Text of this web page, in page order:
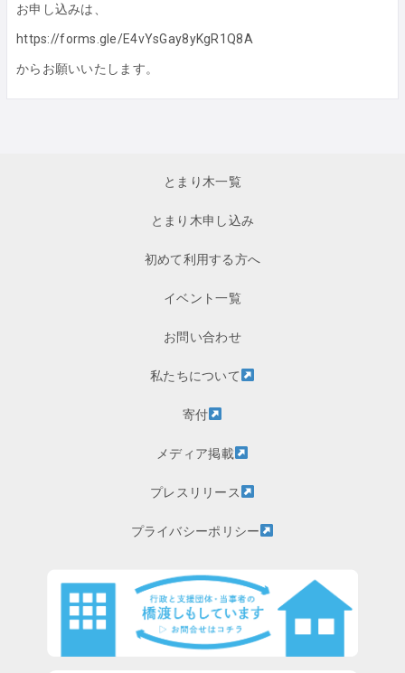
お申し込みは、
https://forms.gle/E4vYsGay8yKgR1Q8A
からお願いいたします。
とまり木一覧
とまり木申し込み
初めて利用する方へ
イベント一覧
お問い合わせ
私たちについて
寄付
メディア掲載
プレスリリース
プライバシーポリシー